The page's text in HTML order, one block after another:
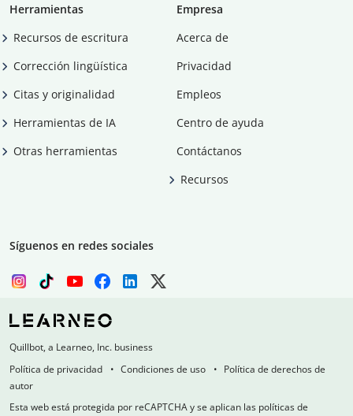
Herramientas
Recursos de escritura
Corrección lingüística
Citas y originalidad
Herramientas de IA
Otras herramientas
Empresa
Acerca de
Privacidad
Empleos
Centro de ayuda
Contáctanos
Recursos
Síguenos en redes sociales
Quillbot, a Learneo, Inc. business
Política de privacidad
Condiciones de uso
Política de derechos de
autor
Esta web está protegida por reCAPTCHA y se aplican las políticas de